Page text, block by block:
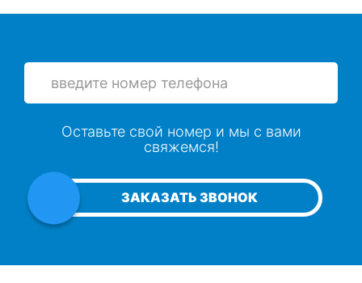
ЗАКАЗАТЬ ЗВОНОК
Оставьте свой номер и мы с вами
свяжемся!